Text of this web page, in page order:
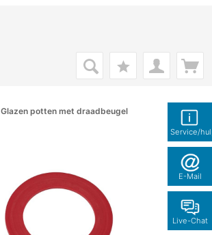
Service/
E-Mail
Live-Chat
Glazen potten met draadbeugel